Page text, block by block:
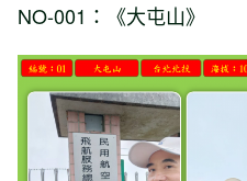
NO-001：《大屯山》